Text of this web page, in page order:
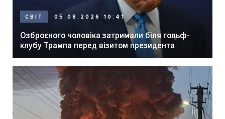
СВІТ 05.08.2026 10:41
Озброєного чоловіка затримали біля гольф-
клубу Трампа перед візитом президента